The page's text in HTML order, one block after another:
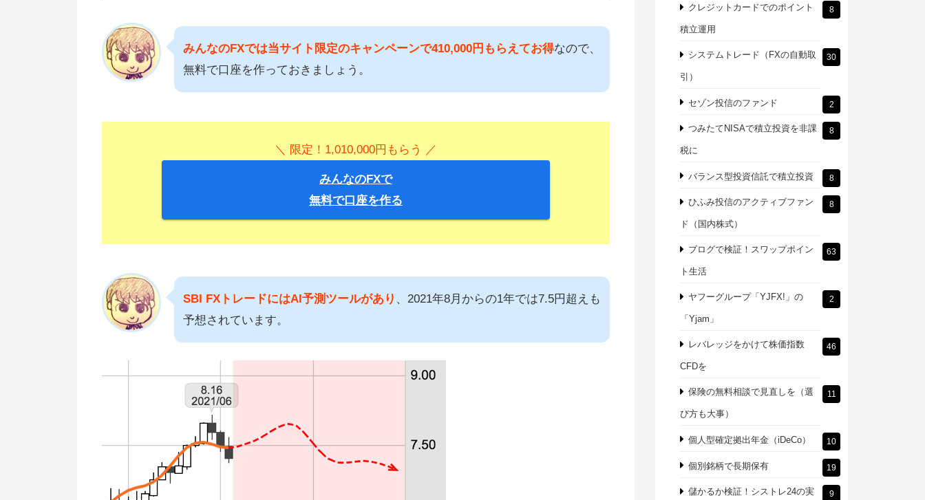
みんなのFXでは当サイト限定のキャンペーンで410,000円もらえてお得なので、
無料で口座を作っておきましょう。
＼ 限定！1,010,000円もらう ／
みんなのFXで
無料で口座を作る
SBI FXトレードにはAI予測ツールがあり 、2021年8月からの1年では7.5円超えも
予想されています。
クレジットカードでのポイント
積立運用
8
システムトレード（FXの自動取
引）
30
セゾン投信のファンド 2
つみたてNISAで積立投資を非課
税に
8
バランス型投資信託で積立投資 8
ひふみ投信のアクティブファン
ド（国内株式）
8
ブログで検証！スワップポイン
ト生活
63
ヤフーグループ「YJFX!」の
「Yjam」
2
レバレッジをかけて株価指数
CFDを
46
保険の無料相談で見直しを（選
び方も大事）
11
個人型確定拠出年金（iDeCo） 10
個別銘柄で長期保有 19
儲かるか検証！シストレ24の実 9